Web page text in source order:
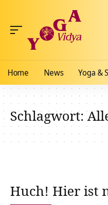
Home News Yoga &
Schlagwort:
Huch! Hier ist